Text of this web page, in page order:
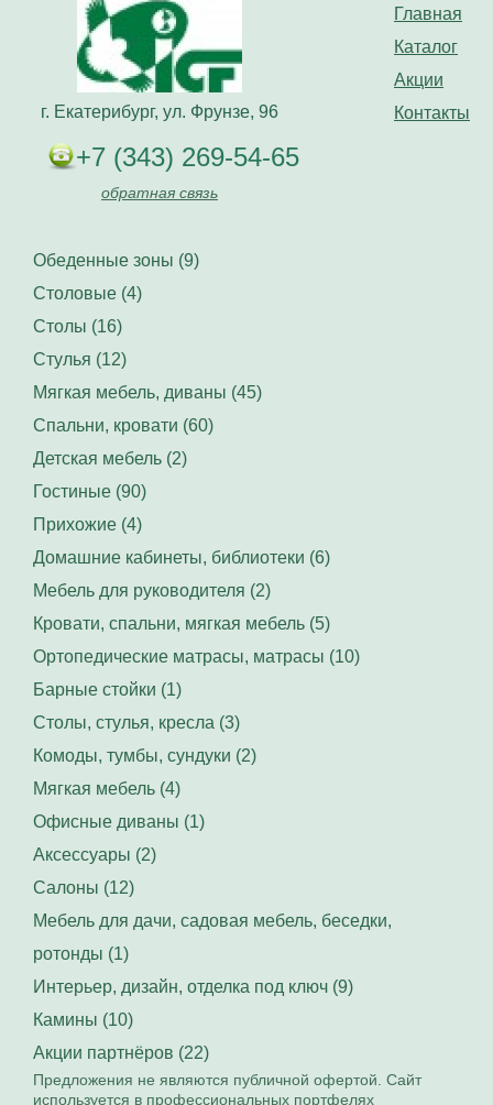
Главная
Каталог
Акции
Контакты
г. Екатерибург, ул. Фрунзе, 96
+7 (343) 269-54-65
обратная связь
Обеденные зоны (9)
Столовые (4)
Столы (16)
Стулья (12)
Мягкая мебель, диваны (45)
Спальни, кровати (60)
Детская мебель (2)
Гостиные (90)
Прихожие (4)
Домашние кабинеты, библиотеки (6)
Мебель для руководителя (2)
Кровати, спальни, мягкая мебель (5)
Ортопедические матрасы, матрасы (10)
Барные стойки (1)
Столы, стулья, кресла (3)
Комоды, тумбы, сундуки (2)
Мягкая мебель (4)
Офисные диваны (1)
Аксессуары (2)
Салоны (12)
Мебель для дачи, садовая мебель, беседки,
ротонды (1)
Интерьер, дизайн, отделка под ключ (9)
Камины (10)
Акции партнёров (22)
Предложения не являются публичной офертой. Сайт
используется в профессиональных портфелях